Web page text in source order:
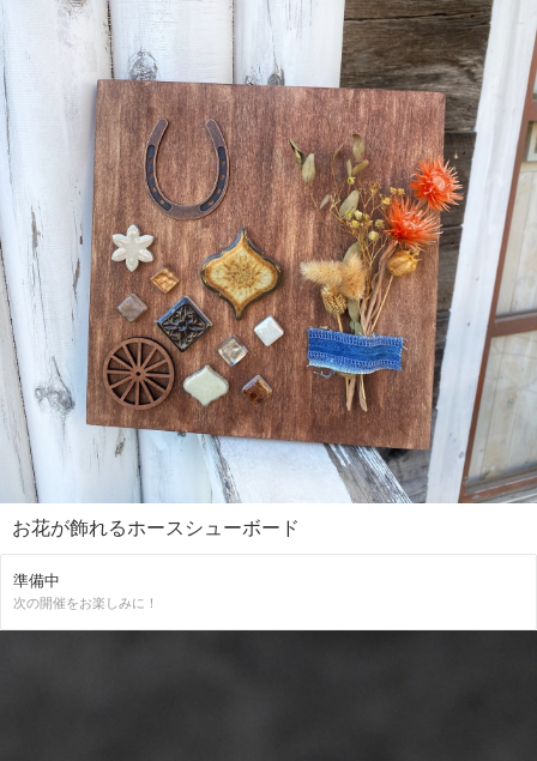
お花が飾れるホースシューボード
準備中
次の開催をお楽しみに！